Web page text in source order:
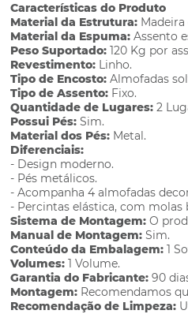
Características do Produto
Material da Estrutura:
Material da Espuma: Assento
Peso Suportado: 120 Kg por
Revestimento: Linho.
Tipo de Encosto: Almofadas
Tipo de Assento: Fixo.
Quantidade de Lugares: 2
Possui Pés: Sim.
Material dos Pés: Metal.
Diferenciais:
- Design moderno.
- Pés metálicos.
- Acompanha 4 almofadas
- Percintas elástica, com molas
Sistema de Montagem: O
Manual de Montagem: Sim.
Conteúdo da Embalagem: 1
Volumes: 1 Volume.
Garantia do Fabricante: 90
Montagem: Recomendamos
Recomendação de Limpeza: